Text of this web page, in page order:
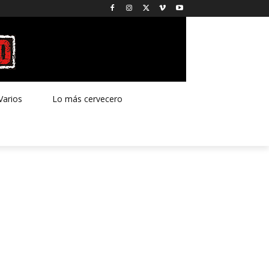
Lo más cervecero